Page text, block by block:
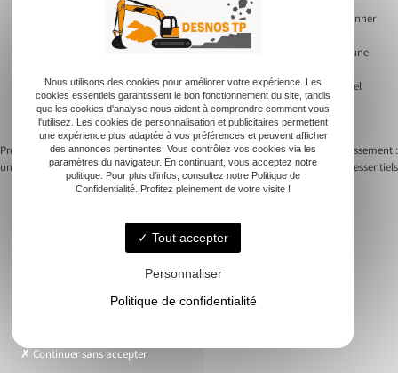
Les retours d’expérience des autres clients du terrassier peuvent vous donner
une indication précieuse de la qualité de ses prestations. Lorsque des
problèmes surgissent, faire appel à un terrassier local reconnu garantit une
assure la durabilité des travaux entrepris. En choisissant un professionnel
proche de chez vous, vous misez sur un interlocuteur à votre écoute et
motivé par le succès de votre projet.
Navigation
Previous:
Idées créatives pour aménager
une allée de jardin
Next:Société assainissement :
comprendre ses services essentiels
Accueil
Terrassement
Nous utilisons des cookies pour améliorer votre expérience. Les
cookies essentiels garantissent le bon fonctionnement du site, tandis
que les cookies d'analyse nous aident à comprendre comment vous
l'utilisez. Les cookies de personnalisation et publicitaires permettent
une expérience plus adaptée à vos préférences et peuvent afficher
des annonces pertinentes. Vous contrôlez vos cookies via les
paramètres du navigateur. En continuant, vous acceptez notre
politique. Pour plus d'infos, consultez notre Politique de
Confidentialité. Profitez pleinement de votre visite !
Tout accepter
Personnaliser
Politique de confidentialité
Continuer sans accepter